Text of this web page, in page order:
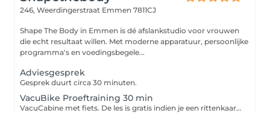
246, Weerdingerstraat Emmen 7811CJ
Shape The Body in Emmen is dé afslankstudio voor vrouwen
die echt resultaat willen. Met moderne apparatuur, persoonlijke
programma's en voedingsbegele...
Adviesgesprek
Gesprek duurt circa 30 minuten.
VacuBike Proeftraining 30 min
VacuCabine met fiets. De les is gratis indien je een rittenkaart koopt. Anders wordt €15 in rekening gebracht voor de tijd die we in je hebben geïnvesteerd.